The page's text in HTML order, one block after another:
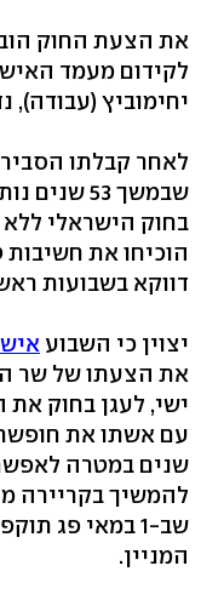
את הצעת החוק
לקידום מעמד
יחימוביץ (עבודה),
לאחר קבלתו
שבמשך 53
בחוק הישראלי
הוכיחו את
דווקא בשבועות
יצוין כי השבוע
את הצעתו של שר
ישי, לעגן בחוק
עם אשתו את
שנים במטרה
להמשיך בקריירה
שב-1 במאי פג
המניין.